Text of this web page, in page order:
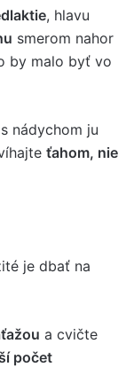
, hlavu
smerom nahor
by malo byť vo
nádychom ju
ťahom, nie
je dbať na
a cvičte
počet